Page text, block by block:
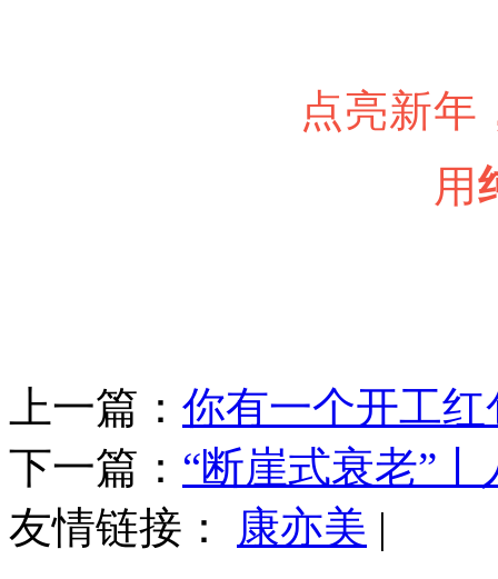
点亮新年
用
上一篇： 你有一个开工
下一篇： “断崖式衰老”
友情链接：
康亦美 |